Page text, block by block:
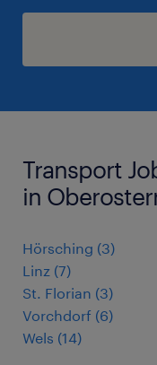
Transport
in
Hörsching (3)
Linz (7)
St. Florian (3)
Vorchdorf (6)
Wels (14)